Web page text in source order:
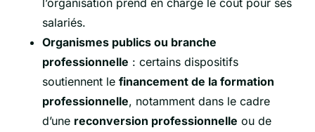
salariés.
Organismes publics ou branche
professionnelle : certains dispositifs
soutiennent le financement de la formation
professionnelle, notamment dans le cadre
d’une reconversion professionnelle ou de